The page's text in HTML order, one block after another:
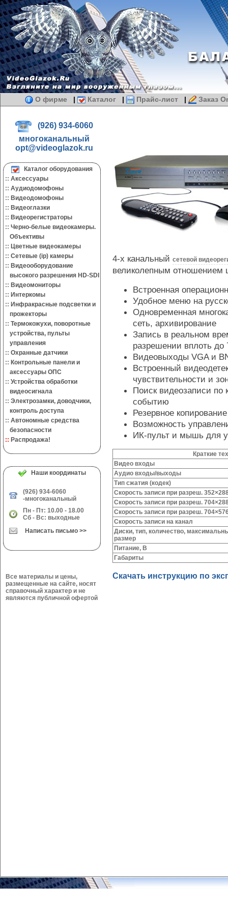
О фирме | Каталог | Прайс-лист | Заказ
(926) 934-6060
многоканальный
opt@videoglazok.ru
Каталог оборудования
:: Аксессуары
:: Аудиодомофоны
:: Видеодомофоны
:: Видеоглазки
:: Видеорегистраторы
:: Черно-белые видеокамеры.
Объективы
:: Цветные видеокамеры
:: Сетевые (ip) камеры
:: Видеооборудование
высокого разрешения HD-SDI
:: Видеомониторы
:: Интеркомы
:: Инфракрасные подсветки и
прожекторы
:: Термокожухи, поворотные
устройства, пульты
управления
:: Охранные датчики
:: Контрольные панели и
аксессуары ОПС
:: Устройства обработки
видеосигнала
:: Электрозамки, доводчики,
контроль доступа
:: Автономные средства
безопасности
:: Распродажа!
Наши координаты
(926) 934-6060
-многоканальный
Пн - Пт: 10.00 - 18.00
Сб - Вс: выходные
Написать письмо >>
Все материалы и цены,
размещенные на сайте, носят
справочный характер и не
являются публичной офертой
4-х канальный сетевой
великолепным отношением
Встроенная
Удобное меню на
Одновременная
сеть, архивирование
Запись в реальном
разрешении вплоть до
Видеовыходы VGA и
Встроенный
чувствительности и
Поиск видеозаписи по
событию
Резервное
Возможность
ИК-пульт и мышь для
Краткие
Видео входы
Аудио входы/выходы
Тип сжатия (кодек)
Скорость записи при разреш.
Скорость записи при разреш.
Скорость записи при разреш.
Скорость записи на канал
Диски, тип, количество,
размер
Питание, В
Габариты
Скачать инструкцию по